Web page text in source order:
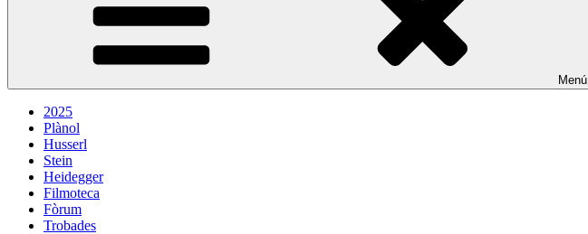
Menú
2025
Plànol
Husserl
Stein
Heidegger
Filmoteca
Fòrum
Trobades